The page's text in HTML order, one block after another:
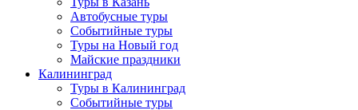
Автобусные туры
Событийные туры
Туры на Новый год
Майские праздники
Калининград
Туры в Калининград
Событийные туры